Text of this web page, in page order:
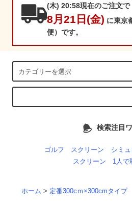
(木) 20:58現在のご注文で
8月21日(金) に東京
便）です。
検索注目
ゴルフ スクリーン
シミ
スクリーン 1人で
ホーム > 定番300cｍ×300cmタイプ